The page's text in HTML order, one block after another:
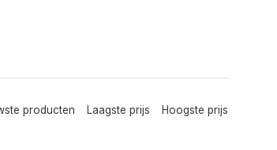
producten Laagste prijs Hoogste prijs